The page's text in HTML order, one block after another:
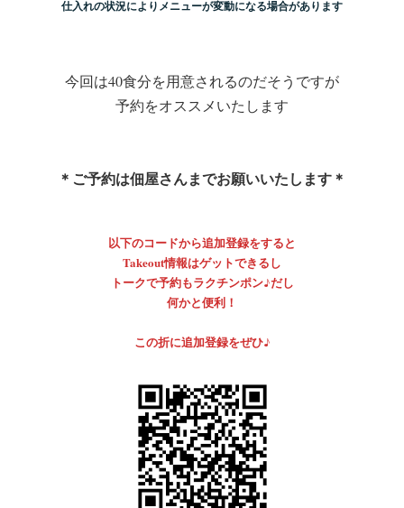
仕入れの状況によりメニューが変動になる場合があります
今回は40食分を用意されるのだそうですが
予約をオススメいたします
＊ご予約は佃屋さんまでお願いいたします＊
以下のコードから追加登録をすると
Takeout情報はゲットできるし
トークで予約もラクチンポン♪だし
何かと便利！
この折に追加登録をぜひ♪